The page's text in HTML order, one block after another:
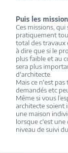
Puis les
Ces missions,
pratiquement
total des travaux
à dire que si le
plus faible et au
sera plus
d'architecte.
Mais ce n'est
demandés etc
Même si vous
architecte soient
une maison
lorsque c'est
niveau de suivi